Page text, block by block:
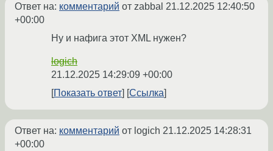
Ответ на: комментарий от zabbal 21.12.2025 12:40:50
+00:00
Ну и нафига этот XML нужен?
logich
21.12.2025 14:29:09 +00:00
Показать ответ
Ссылка
Ответ на: комментарий от logich 21.12.2025 14:28:31
+00:00